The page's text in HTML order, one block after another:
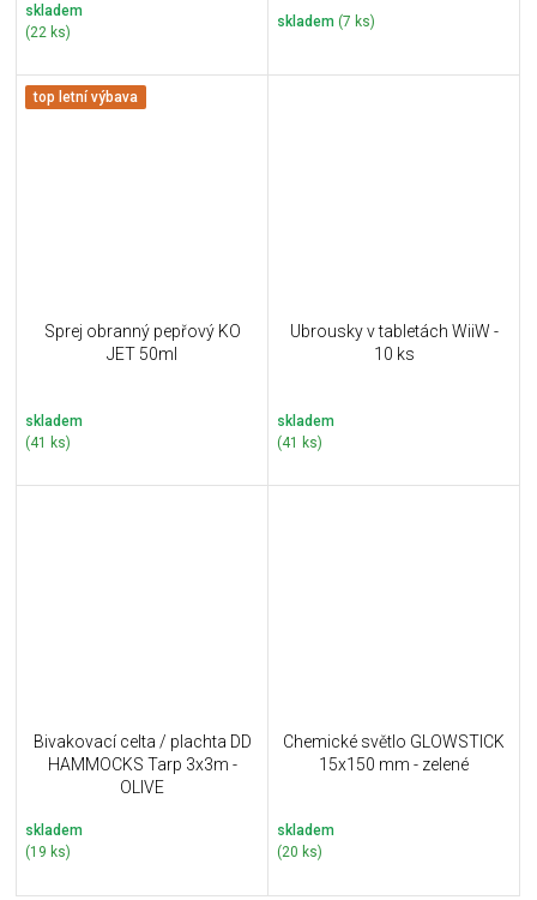
skladem
(22 ks)
skladem (7 ks)
top letní výbava
Sprej obranný pepřový KO
JET 50ml
skladem
(41 ks)
Ubrousky v tabletách WiiW -
10 ks
skladem
(41 ks)
Bivakovací celta / plachta DD
HAMMOCKS Tarp 3x3m -
OLIVE
skladem
(19 ks)
Chemické světlo GLOWSTICK
15x150 mm - zelené
skladem
(20 ks)